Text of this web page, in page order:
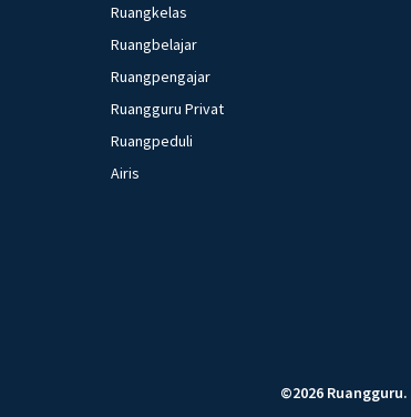
Ruangkelas
Ruangbelajar
Ruangpengajar
Ruangguru Privat
Ruangpeduli
Airis
©2026 Ruangguru.